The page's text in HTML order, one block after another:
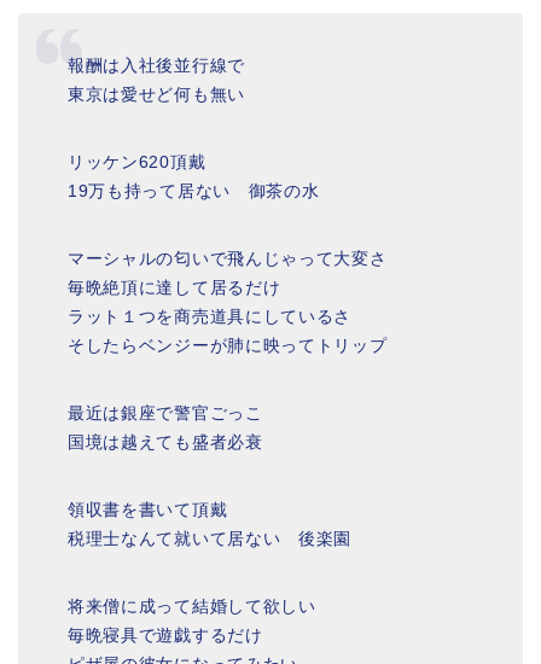
報酬は入社後並行線で
東京は愛せど何も無い
リッケン620頂戴
19万も持って居ない 御茶の水
マーシャルの匂いで飛んじゃって大変さ
毎晩絶頂に達して居るだけ
ラット１つを商売道具にしているさ
そしたらベンジーが肺に映ってトリップ
最近は銀座で警官ごっこ
国境は越えても盛者必衰
領収書を書いて頂戴
税理士なんて就いて居ない 後楽園
将来僧に成って結婚して欲しい
毎晩寝具で遊戯するだけ